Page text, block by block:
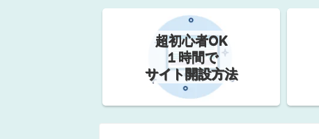
超初心者OK
１時間で
サイト開設方法